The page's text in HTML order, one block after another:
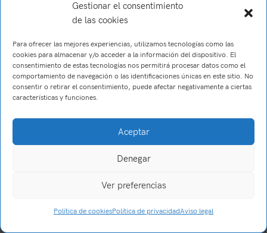
Gestionar el consentimiento
de las cookies
Para ofrecer las mejores experiencias, utilizamos tecnologías como las
cookies para almacenar y/o acceder a la información del dispositivo. El
consentimiento de estas tecnologías nos permitirá procesar datos como el
comportamiento de navegación o las identificaciones únicas en este sitio. No
consentir o retirar el consentimiento, puede afectar negativamente a ciertas
características y funciones.
Aceptar
Denegar
Ver preferencias
Política de cookiesPolítica de privacidadAviso legal
0